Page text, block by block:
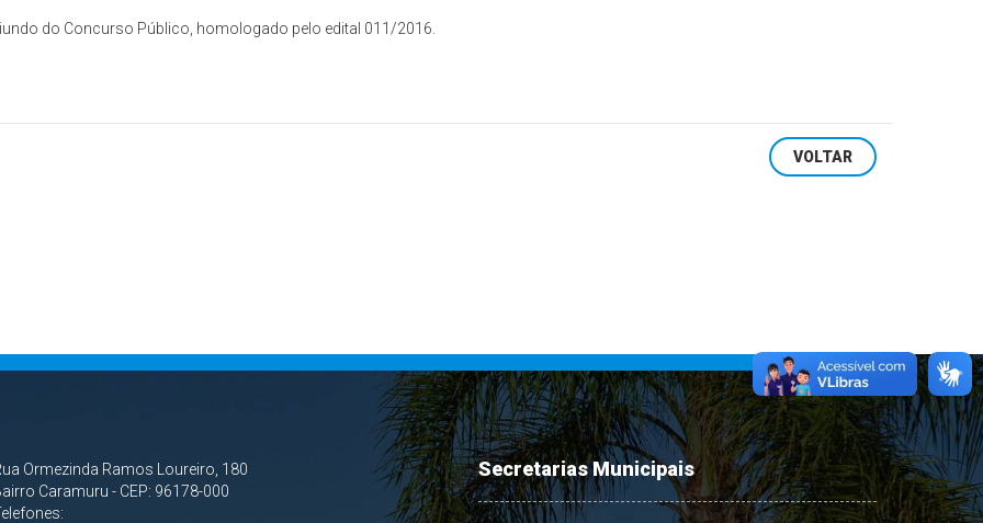
do Concurso Público, homologado pelo edital 011/2016.
VOLTAR
Ormezinda Ramos Loureiro, 180
Caramuru - CEP: 96178-000
Secretarias Municipais